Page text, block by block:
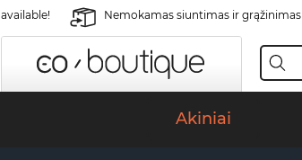
Nemokamas siuntimas ir grąžinimas
Akiniai